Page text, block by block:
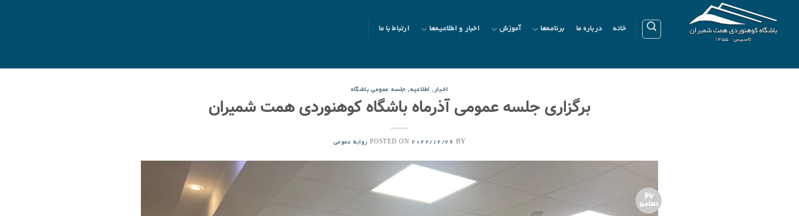
content
خانه درباره ما برنامه‌ها آموزش اخبار و اطلاعیه‌ها ارتباط با ما
اخبار , اطلاعیه, جلسه عمومی باشگاه
برگزاری جلسه عمومی آذرماه باشگاه کوهنوردی همت شمیران
POSTED ON 2022/12/26 BY روابط عمومی
26
دسامبر